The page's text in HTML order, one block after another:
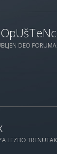
DEO
LEZBO